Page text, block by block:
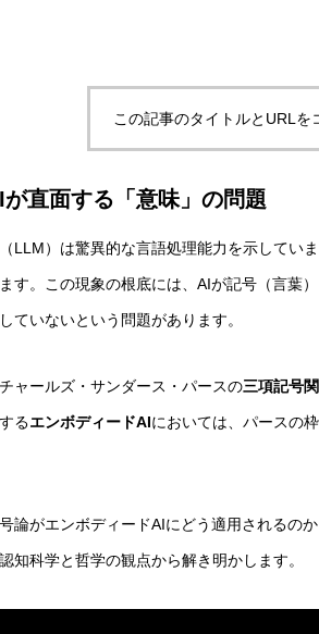
ェントAIの合意形成とは？ハーバーマス理論
の「メタ問題」を解けるか——機能的実現主
この記事のタイトルとURLを
直面する「意味」の問題
LLM）は驚異的な言語処理能力を示してい
す。この現象の根底には、AIが記号（言葉
ていないという問題があります。
ャールズ・サンダース・パースの三項記号
るエンボディードAIにおいては、パースの
論がエンボディードAIにどう適用されるの
知科学と哲学の観点から解き明かします。